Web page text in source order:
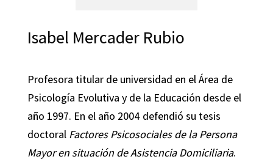
Isabel Mercader Rubio
Profesora titular de universidad en el Área de
Psicología Evolutiva y de la Educación desde el
año 1997. En el año 2004 defendió su tesis
doctoral Factores Psicosociales de la Persona
Mayor en situación de Asistencia Domiciliaria.